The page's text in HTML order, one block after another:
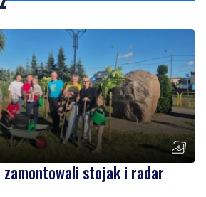
zamontowali stojak i radar